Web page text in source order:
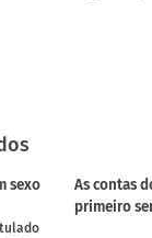
sexo
As contas
primeiro